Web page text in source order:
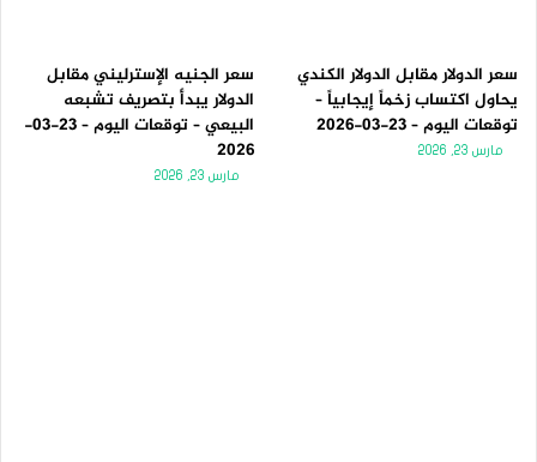
سعر الدولار مقابل الدولار الكندي
يحاول اكتساب زخماً إيجابياً –
توقعات اليوم – 23-03-2026
مارس 23, 2026
سعر الجنيه الإسترليني مقابل
الدولار يبدأ بتصريف تشبعه
البيعي – توقعات اليوم – 23-03-
2026
مارس 23, 2026